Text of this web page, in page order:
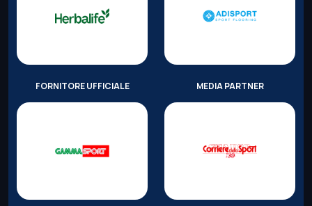
FORNITORE UFFICIALE MEDIA PARTNER